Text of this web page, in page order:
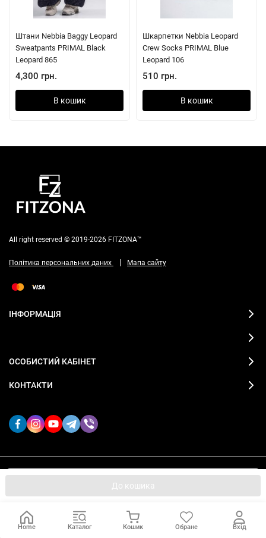
До кошика
Штани Nebbia Baggy Leopard
Sweatpants PRIMAL Black
Leopard 865
4,300 грн.
В кошик
Шкарпетки Nebbia Leopard
Crew Socks PRIMAL Blue
Leopard 106
510 грн.
В кошик
All right reserved © 2019-2026 FITZONA™
Політика персональних даних | Мапа сайту
ІНФОРМАЦІЯ
ОСОБИСТИЙ КАБІНЕТ
КОНТАКТИ
Home Каталог Кошик Обране Вхід